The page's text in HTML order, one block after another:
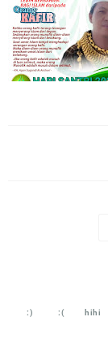
:) :( hihi